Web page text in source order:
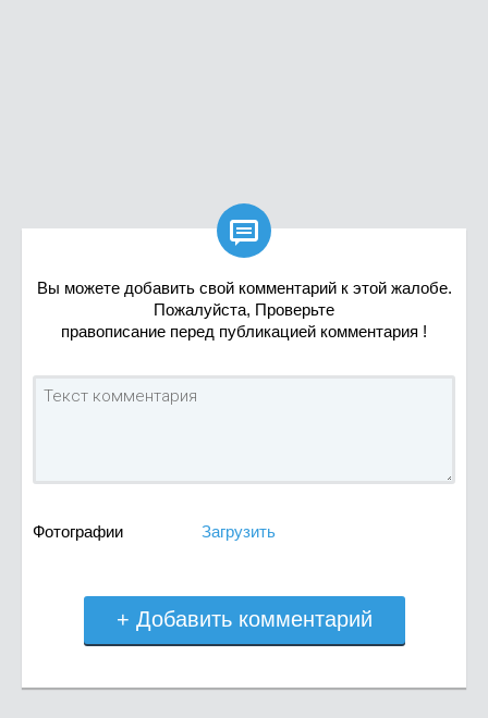

Вы можете добавить свой комментарий к этой жалобе.
Пожалуйста, Проверьте
правописание перед публикацией комментария !
Фотографии Загрузить
+ Добавить комментарий